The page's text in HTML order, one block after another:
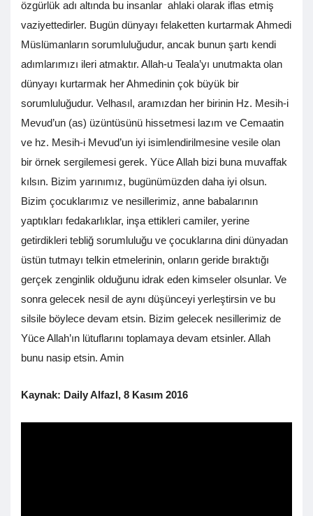
özgürlük adı altında bu insanlar ahlaki olarak iflas etmiş
vaziyettedirler. Bugün dünyayı felaketten kurtarmak Ahmedi
Müslümanların sorumluluğudur, ancak bunun şartı kendi
adımlarımızı ileri atmaktır. Allah-u Teala’yı unutmakta olan
dünyayı kurtarmak her Ahmedinin çok büyük bir
sorumluluğudur. Velhasıl, aramızdan her birinin Hz. Mesih-i
Mevud’un (as) üzüntüsünü hissetmesi lazım ve Cemaatin
ve hz. Mesih-i Mevud’un iyi isimlendirilmesine vesile olan
bir örnek sergilemesi gerek. Yüce Allah bizi buna muvaffak
kılsın. Bizim yarınımız, bugünümüzden daha iyi olsun.
Bizim çocuklarımız ve nesillerimiz, anne babalarının
yaptıkları fedakarlıklar, inşa ettikleri camiler, yerine
getirdikleri tebliğ sorumluluğu ve çocuklarına dini dünyadan
üstün tutmayı telkin etmelerinin, onların geride bıraktığı
gerçek zenginlik olduğunu idrak eden kimseler olsunlar. Ve
sonra gelecek nesil de aynı düşünceyi yerleştirsin ve bu
silsile böylece devam etsin. Bizim gelecek nesillerimiz de
Yüce Allah’ın lütuflarını toplamaya devam etsinler. Allah
bunu nasip etsin. Amin
Kaynak: Daily Alfazl, 8 Kasım 2016